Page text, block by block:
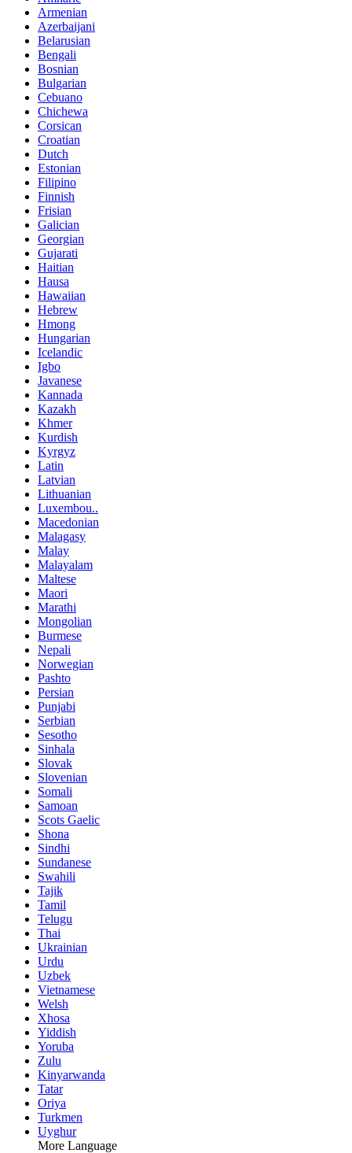
Armenian
Azerbaijani
Belarusian
Bengali
Bosnian
Bulgarian
Cebuano
Chichewa
Corsican
Croatian
Dutch
Estonian
Filipino
Finnish
Frisian
Galician
Georgian
Gujarati
Haitian
Hausa
Hawaiian
Hebrew
Hmong
Hungarian
Icelandic
Igbo
Javanese
Kannada
Kazakh
Khmer
Kurdish
Kyrgyz
Latin
Latvian
Lithuanian
Luxembou..
Macedonian
Malagasy
Malay
Malayalam
Maltese
Maori
Marathi
Mongolian
Burmese
Nepali
Norwegian
Pashto
Persian
Punjabi
Serbian
Sesotho
Sinhala
Slovak
Slovenian
Somali
Samoan
Scots Gaelic
Shona
Sindhi
Sundanese
Swahili
Tajik
Tamil
Telugu
Thai
Ukrainian
Urdu
Uzbek
Vietnamese
Welsh
Xhosa
Yiddish
Yoruba
Zulu
Kinyarwanda
Tatar
Oriya
Turkmen
Uyghur
More Language